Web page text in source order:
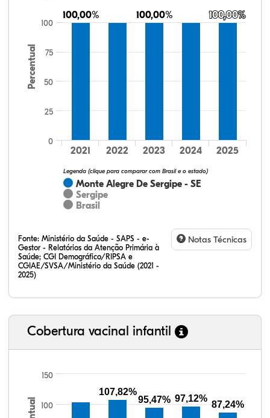
Percentual
100,00%
100,00% 100,00%
100,00% 100,00%
100,00%
Monte Alegre De Sergipe - SE
Sergipe
Brasil
Legenda (clique para comparar com Brasil e o estado)
2021 2022 2023 2024 2025
0
25
50
75
100
Fonte: Ministério da Saúde - SAPS - e-
Gestor - Relatórios da Atenção Primária à
Saúde; CGI Demográfico/RIPSA e
CGIAE/SVSA/Ministério da Saúde (2021 -
2025)
Notas Técnicas
Cobertura vacinal infantil
100
150
107,82%
95,47% 97,12%
87,24%
13,33%
6,67%
6,67%
73,33%
0,00%
0,00%
32,28%
12,07%
0,23%
51,73%
2,94%
0,75%